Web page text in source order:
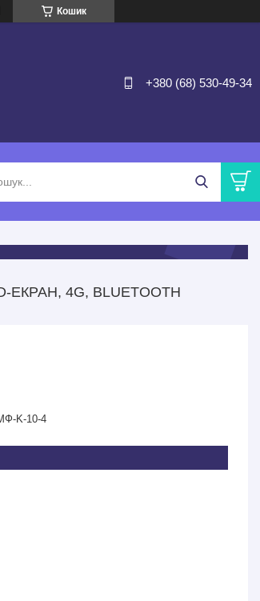
Кошик
+380 (68) 530-49-34
ЕКРАН, 4G, BLUETOOTH
K-10-4